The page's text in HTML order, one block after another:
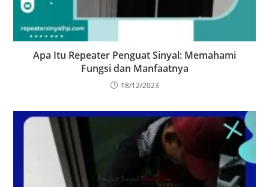
Apa Itu Repeater Penguat Sinyal: Memahami
Fungsi dan Manfaatnya
18/12/2023